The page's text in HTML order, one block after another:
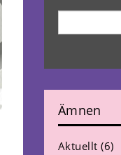
Ämnen
Aktuellt (6)